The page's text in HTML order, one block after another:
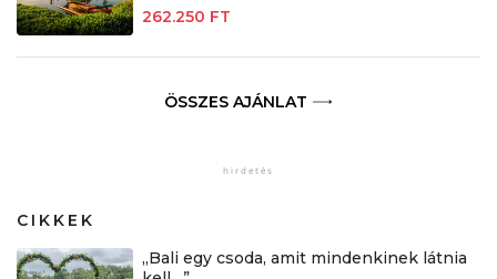
262.250 FT
ÖSSZES AJÁNLAT
CIKKEK
„Bali egy csoda, amit mindenkinek látnia